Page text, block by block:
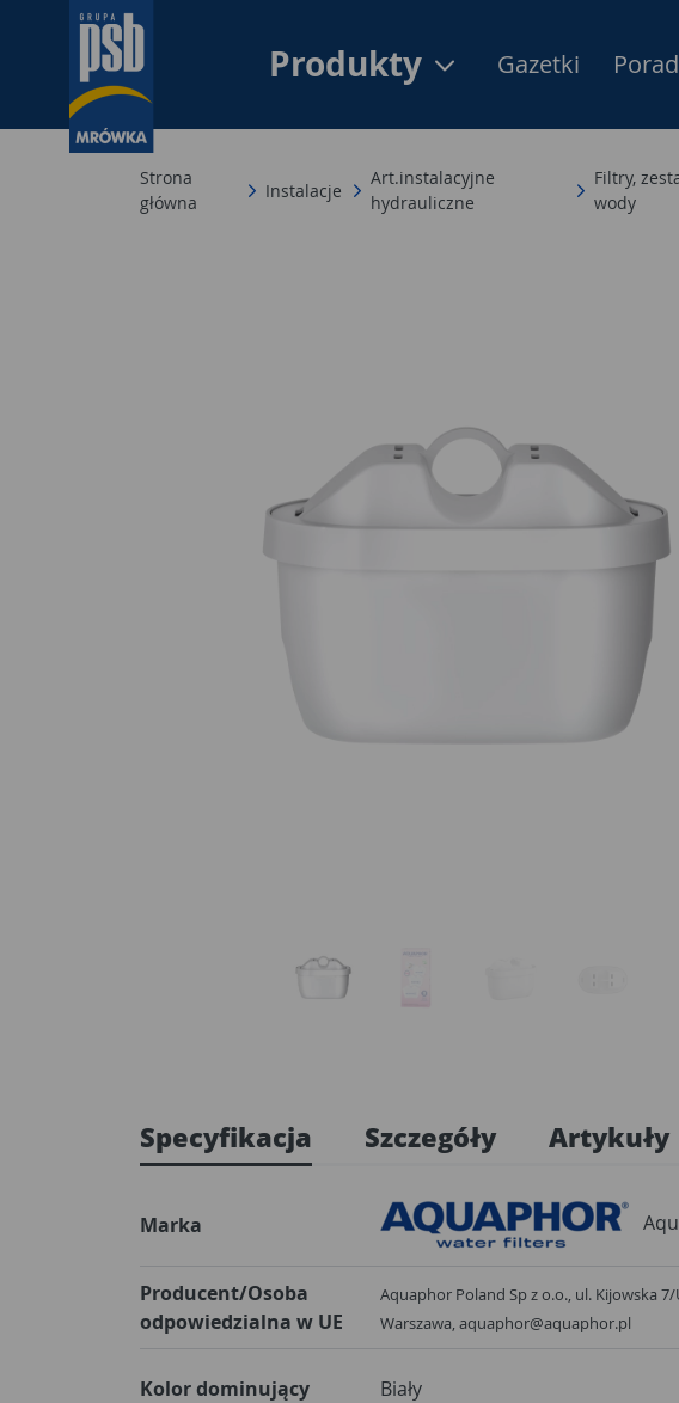
Produkty Gazetki
Strona
główna
Instalacje
Art.instalacyjne
hydrauliczne
Filtry,
wody
Specyfikacja Szczegóły Artykuły
Marka
Producent/Osoba
odpowiedzialna w UE
Aquaphor Poland Sp z o.o., ul. Kijowska 7/
Warszawa, aquaphor@aquaphor.pl
Kolor dominujący Biały